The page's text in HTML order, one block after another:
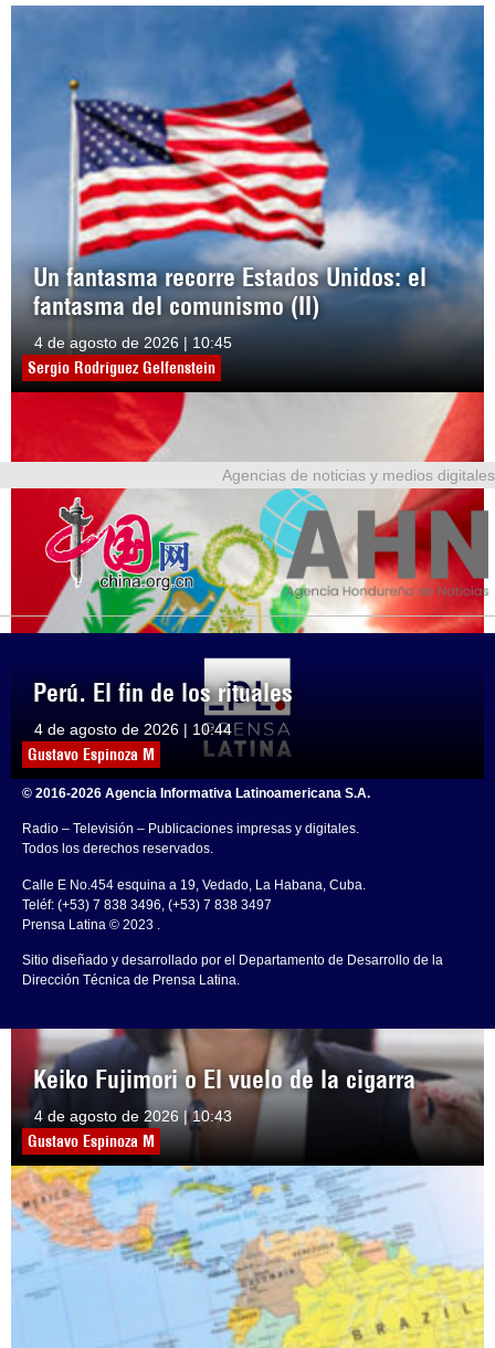
Un fantasma recorre Estados Unidos: el
fantasma del comunismo (II)
4 de agosto de 2026 | 10:45
Sergio Rodríguez Gelfenstein
Perú. El fin de los rituales
4 de agosto de 2026 | 10:44
Gustavo Espinoza M
Keiko Fujimori o El vuelo de la cigarra
4 de agosto de 2026 | 10:43
Gustavo Espinoza M
Agencias de noticias y medios digitales
© 2016-2026 Agencia Informativa Latinoamericana S.A.
Radio – Televisión – Publicaciones impresas y digitales.
Todos los derechos reservados.
Calle E No.454 esquina a 19, Vedado, La Habana, Cuba.
Teléf: (+53) 7 838 3496, (+53) 7 838 3497
Prensa Latina © 2023 .
Sitio diseñado y desarrollado por el Departamento de Desarrollo de la
Dirección Técnica de Prensa Latina.